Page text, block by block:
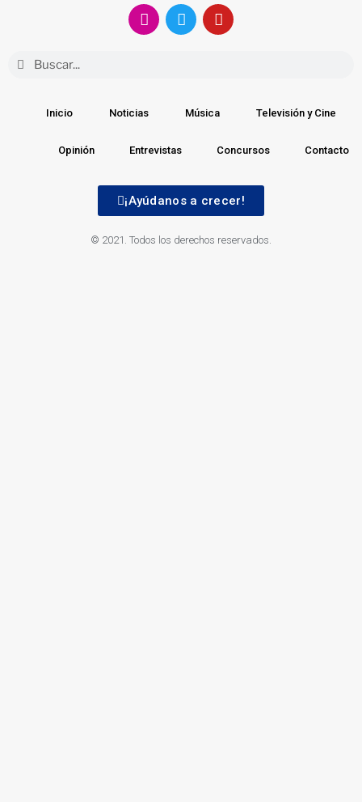
Inicio Noticias Música Televisión y Cine
Opinión Entrevistas Concursos Contacto
¡Ayúdanos a crecer!
© 2021. Todos los derechos reservados.